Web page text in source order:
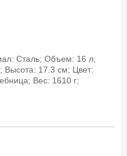
Сталь; Объем: 16 л;
17.3 см; Цвет:
Вес: 1610 г;